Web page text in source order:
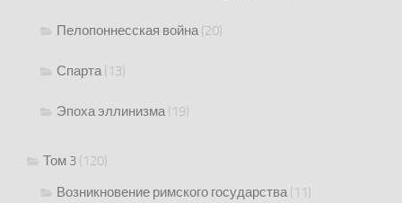
Пелопоннесская война(20)
Спарта(13)
Эпоха эллинизма(19)
Том 3 (120)
Возникновение римского государства(11)